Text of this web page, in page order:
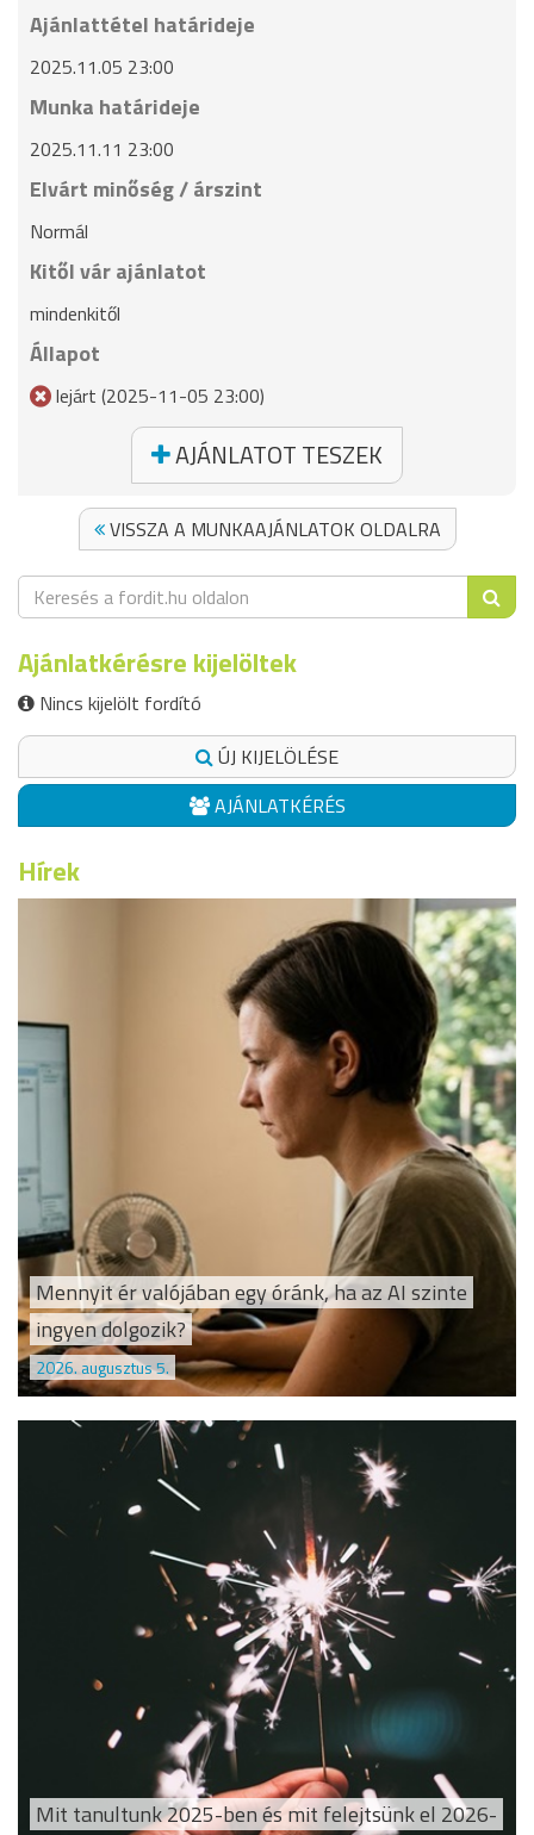
Ajánlattétel határideje
2025.11.05 23:00
Munka határideje
2025.11.11 23:00
Elvárt minőség / árszint
Normál
Kitől vár ajánlatot
mindenkitől
Állapot
lejárt (2025-11-05 23:00)
AJÁNLATOT TESZEK
VISSZA A MUNKAAJÁNLATOK OLDALRA
Ajánlatkérésre kijelöltek
Nincs kijelölt fordító
ÚJ KIJELÖLÉSE
AJÁNLATKÉRÉS
Hírek
Mennyit ér valójában egy óránk, ha az AI szinte
ingyen dolgozik?
2026. augusztus 5.
Mit tanultunk 2025-ben és mit felejtsünk el 2026-